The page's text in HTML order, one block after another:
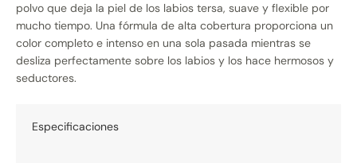
polvo que deja la piel de los labios tersa, suave y flexible por
mucho tiempo. Una fórmula de alta cobertura proporciona un
color completo e intenso en una sola pasada mientras se
desliza perfectamente sobre los labios y los hace hermosos y
seductores.
Especificaciones